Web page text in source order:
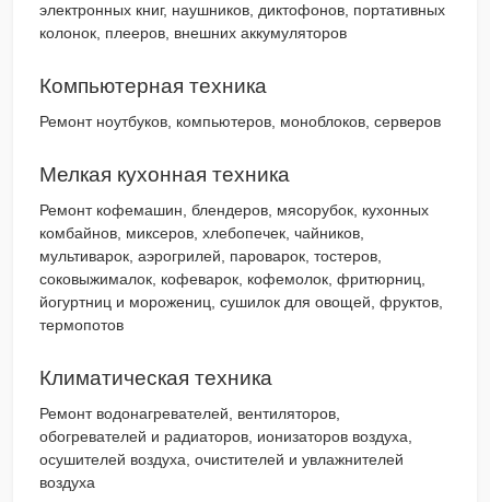
электронных книг, наушников, диктофонов, портативных
колонок, плееров, внешних аккумуляторов
Компьютерная техника
Ремонт ноутбуков, компьютеров, моноблоков, серверов
Мелкая кухонная техника
Ремонт кофемашин, блендеров, мясорубок, кухонных
комбайнов, миксеров, хлебопечек, чайников,
мультиварок, аэрогрилей, пароварок, тостеров,
соковыжималок, кофеварок, кофемолок, фритюрниц,
йогуртниц и морожениц, сушилок для овощей, фруктов,
термопотов
Климатическая техника
Ремонт водонагревателей, вентиляторов,
обогревателей и радиаторов, ионизаторов воздуха,
осушителей воздуха, очистителей и увлажнителей
воздуха